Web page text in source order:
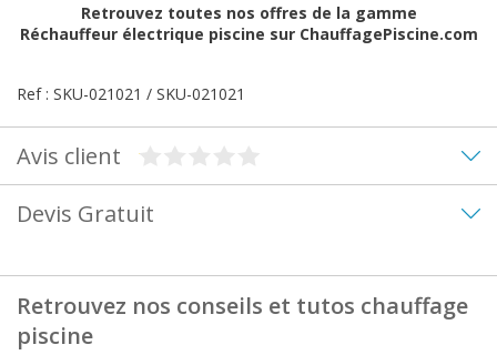
Retrouvez toutes nos offres de la gamme
Réchauffeur électrique piscine sur ChauffagePiscine.com
Ref : SKU-021021 / SKU-021021
Avis client
Devis Gratuit
Retrouvez nos conseils et tutos chauffage
piscine